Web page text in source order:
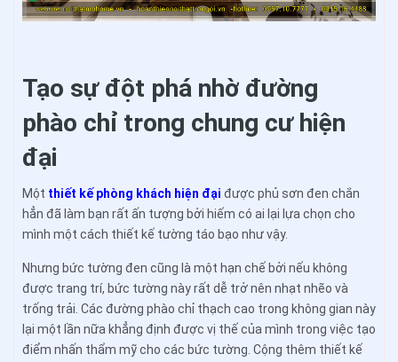
Tạo sự đột phá nhờ đường
phào chỉ trong chung cư hiện
đại
Một thiết kế phòng khách hiện đại được phủ sơn đen chắn
hẳn đã làm bạn rất ấn tượng bởi hiếm có ai lại lựa chọn cho
mình một cách thiết kế tường táo bạo như vậy.
Nhưng bức tường đen cũng là một hạn chế bởi nếu không
được trang trí, bức tường này rất dễ trở nên nhạt nhẽo và
trống trải. Các đường phào chỉ thạch cao trong không gian này
lại một lần nữa khẳng định được vị thế của mình trong việc tạo
điểm nhấn thẩm mỹ cho các bức tường. Cộng thêm thiết kế